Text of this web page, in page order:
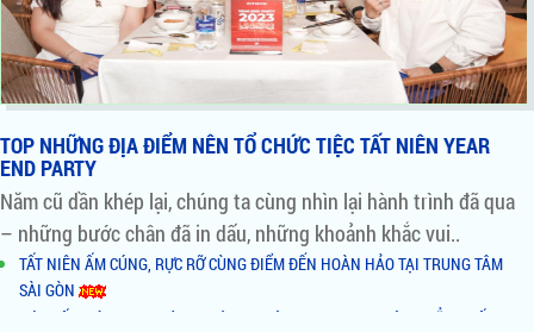
TOP NHỮNG ĐỊA ĐIỂM NÊN TỔ CHỨC TIỆC TẤT NIÊN YEAR
END PARTY
Năm cũ dần khép lại, chúng ta cùng nhìn lại hành trình đã qua
– những bước chân đã in dấu, những khoảnh khắc vui..
TẤT NIÊN ẤM CÚNG, RỰC RỠ CÙNG ĐIỂM ĐẾN HOÀN HẢO TẠI TRUNG TÂM
SÀI GÒN
ĐÓN TẤT NIÊN TƯNG BỪNG - CÙNG KHÔNG GIAN VIEW SÔNG ĐẲNG CẤP TẠI